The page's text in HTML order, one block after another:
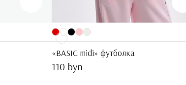
«BASIC midi» футболка
110 byn